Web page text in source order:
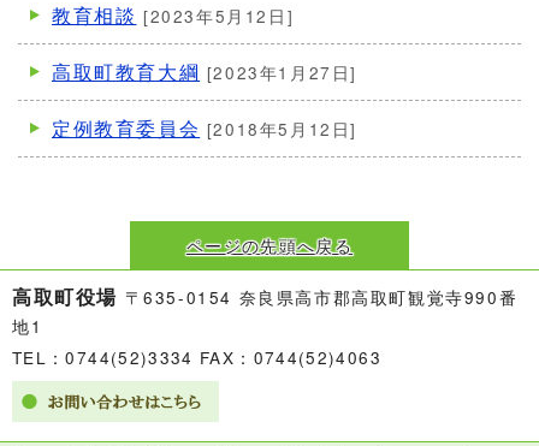
教育相談 [2023年5月12日]
高取町教育大綱 [2023年1月27日]
定例教育委員会 [2018年5月12日]
ページの先頭へ戻る
高取町役場 〒635-0154 奈良県高市郡高取町観覚寺990番
地1
TEL：0744(52)3334 FAX：0744(52)4063